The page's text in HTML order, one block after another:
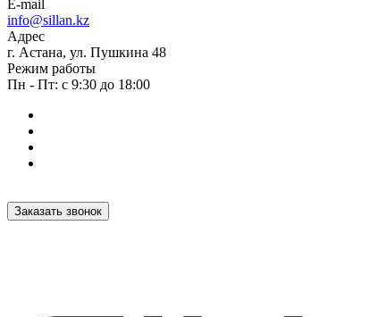
E-mail
info@sillan.kz
Адрес
г. Астана, ул. Пушкина 48
Режим работы
Пн - Пт: с 9:30 до 18:00
Заказать звонок